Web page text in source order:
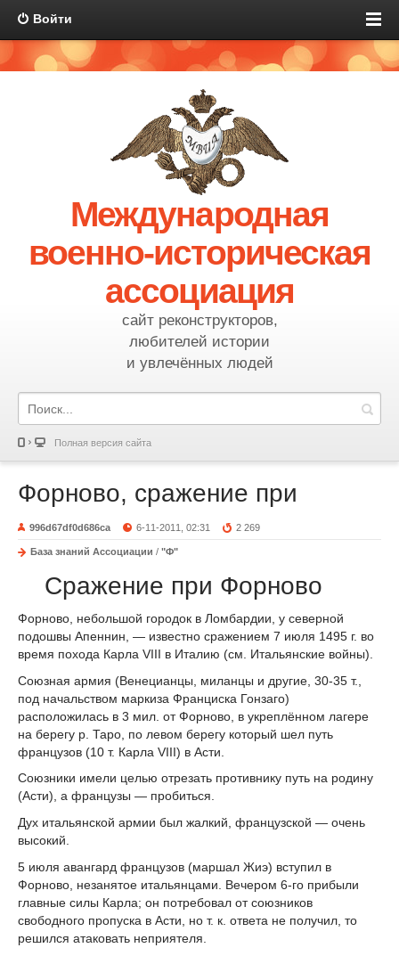
Войти
Международная
военно-историческая
ассоциация
сайт реконструкторов,
любителей истории
и увлечённых людей
Полная версия сайта
Форново, сражение при
996d67df0d686ca 6-11-2011, 02:31 2 269
База знаний Ассоциации / "Ф"
Сражение при Форново
Форново, небольшой городок в Ломбардии, у северной
подошвы Апеннин, — известно сражением 7 июля 1495 г. во
время похода Карла VIII в Италию (см. Итальянские войны).
Союзная армия (Венецианцы, миланцы и другие, 30-35 т.,
под начальством маркиза Франциска Гонзаго)
расположилась в 3 мил. от Форново, в укреплённом лагере
на берегу p. Таро, по левом берегу который шел путь
французов (10 т. Карла VIII) в Асти.
Союзники имели целью отрезать противнику путь на родину
(Асти), а французы — пробиться.
Дух итальянской армии был жалкий, французской — очень
высокий.
5 июля авангард французов (маршал Жиэ) вступил в
Форново, незанятое итальянцами. Вечером 6-го прибыли
главные силы Карла; он потребовал от союзников
свободного пропуска в Асти, но т. к. ответа не получил, то
решился атаковать неприятеля.